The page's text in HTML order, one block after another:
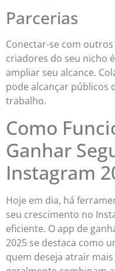
Parcerias
Conectar-se com
criadores do seu nicho
ampliar seu alcance.
pode alcançar públicos
trabalho.
Como
Ganhar
Instagram
Hoje em dia, há
seu crescimento no
eficiente. O app de
2025 se destaca como
quem deseja atrair